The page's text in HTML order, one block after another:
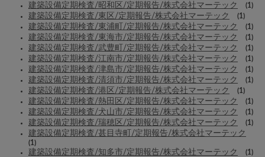
建築設備定期検査/昭和区/定期報告/株式会社マーテック (1)
建築設備定期検査/東区/定期報告/株式会社マーテック (1)
建築設備定期検査/東浦町/定期報告/株式会社マーテック (1)
建築設備定期検査/東海市/定期報告/株式会社マーテック (1)
建築設備定期検査/武豊町/定期報告/株式会社マーテック (1)
建築設備定期検査/江南市/定期報告/株式会社マーテック (1)
建築設備定期検査/津島市/定期報告/株式会社マーテック (1)
建築設備定期検査/清須市/定期報告/株式会社マーテック (1)
建築設備定期検査/港区/定期報告/株式会社マーテック (1)
建築設備定期検査/熱田区/定期報告/株式会社マーテック (1)
建築設備定期検査/犬山市/定期報告/株式会社マーテック (1)
建築設備定期検査/瑞穂区/定期報告/株式会社マーテック (1)
建築設備定期検査/甚目寺町/定期報告/株式会社マーテック
(1)
建築設備定期検査/知多市/定期報告/株式会社マーテック (1)